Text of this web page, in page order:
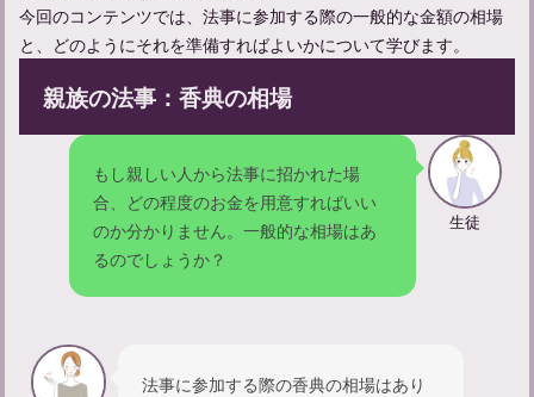
亡くなることについて：類義語との違いや意味、使い方を学ぶ
忌中期間に神社に入るだけはOK？マナーについて知る
今回のコンテンツでは、法事に参加する際の一般的な金額の相場
と、どのようにそれを準備すればよいかについて学びます。
親族の法事：香典の相場
もし親しい人から法事に招かれた場
合、どの程度のお金を用意すればいい
のか分かりません。一般的な相場はあ
るのでしょうか？
生徒
法事に参加する際の香典の相場はあり